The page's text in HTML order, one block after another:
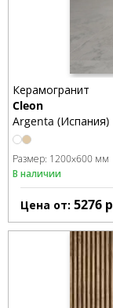
Керамогранит
Cleon
Argenta (Испания)
Размер: 1200x600 мм
В наличии
Цена от: 5276